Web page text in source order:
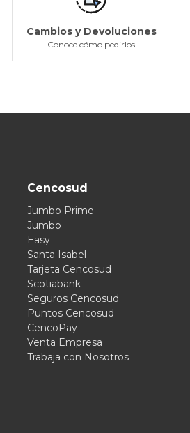
Cambios y Devoluciones
Conoce cómo pedirlos
Cencosud
Jumbo Prime
Jumbo
Easy
Santa Isabel
Tarjeta Cencosud
Scotiabank
Seguros Cencosud
Puntos Cencosud
CencoPay
Venta Empresa
Trabaja con Nosotros